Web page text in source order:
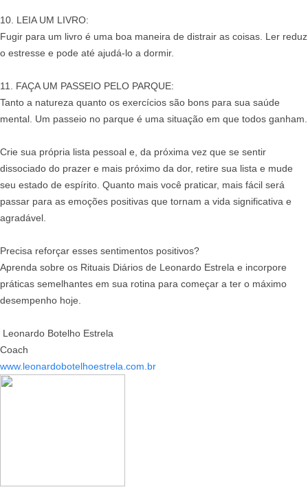
10. LEIA UM LIVRO:
Fugir para um livro é uma boa maneira de distrair as coisas. Ler reduz
o estresse e pode até ajudá-lo a dormir.
11. FAÇA UM PASSEIO PELO PARQUE:
Tanto a natureza quanto os exercícios são bons para sua saúde
mental. Um passeio no parque é uma situação em que todos ganham.
Crie sua própria lista pessoal e, da próxima vez que se sentir
dissociado do prazer e mais próximo da dor, retire sua lista e mude
seu estado de espírito. Quanto mais você praticar, mais fácil será
passar para as emoções positivas que tornam a vida significativa e
agradável.
Precisa reforçar esses sentimentos positivos?
Aprenda sobre os Rituais Diários de Leonardo Estrela e incorpore
práticas semelhantes em sua rotina para começar a ter o máximo
desempenho hoje.
Leonardo Botelho Estrela
Coach
www.leonardobotelhoestrela.com.br